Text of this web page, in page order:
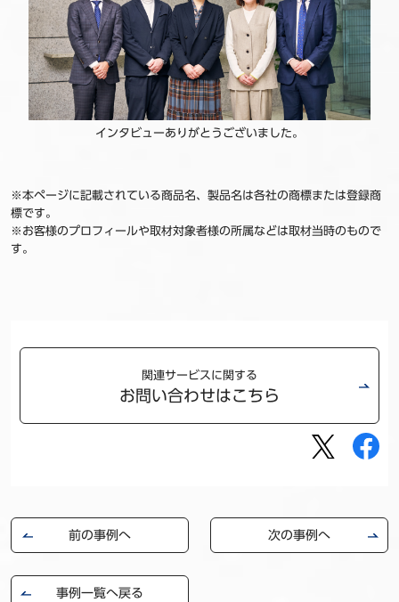
インタビューありがとうございました。
※本ページに記載されている商品名、製品名は各社の商標または登録商
標です。
※お客様のプロフィールや取材対象者様の所属などは取材当時のもので
す。
関連サービスに関する
お問い合わせはこちら
前の事例へ 次の事例へ
事例一覧へ戻る